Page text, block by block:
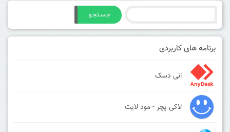
جستجو
برنامه های کاربردی
انی دسک
لاکی پچر - مود لایت